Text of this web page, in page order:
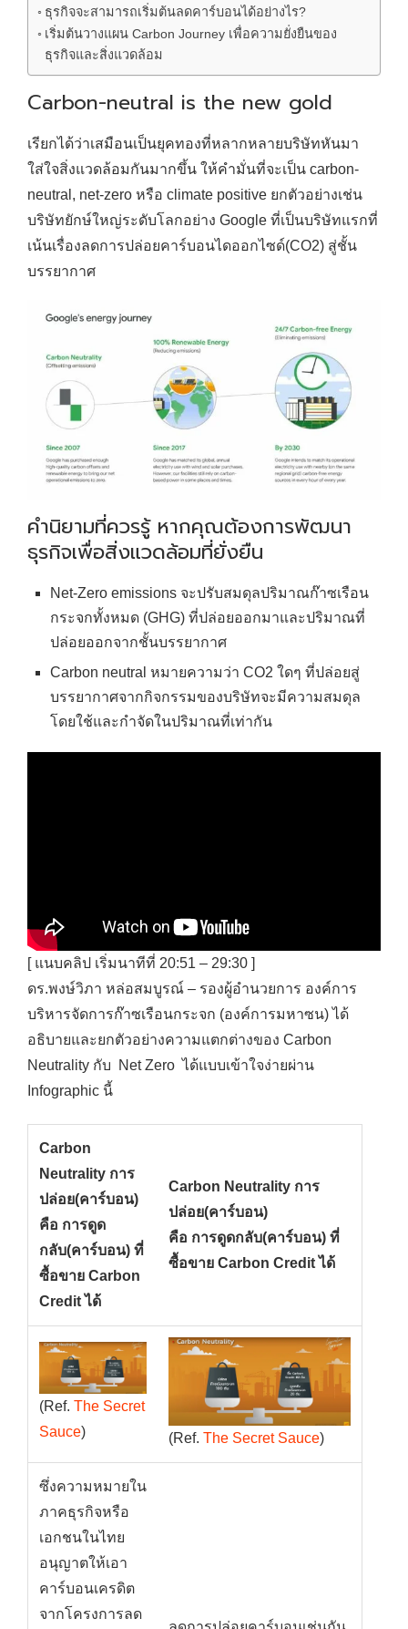
ธุรกิจจะสามารถเริ่มต้นลดคาร์บอนได้อย่างไร?
เริ่มต้นวางแผน Carbon Journey เพื่อความยั่งยืนของ
ธุรกิจและสิ่งแวดล้อม
Carbon-neutral is the new gold
เรียกได้ว่าเสมือนเป็นยุคทองที่หลากหลายบริษัทหันมา
ใส่ใจสิ่งแวดล้อมกันมากขึ้น ให้คำมั่นที่จะเป็น carbon-
neutral, net-zero หรือ climate positive ยกตัวอย่างเช่น
บริษัทยักษ์ใหญ่ระดับโลกอย่าง Google ที่เป็นบริษัทแรกที่
เน้นเรื่องลดการปล่อยคาร์บอนไดออกไซด์(CO2) สู่ชั้น
บรรยากาศ
คำนิยามที่ควรรู้ หากคุณต้องการพัฒนา
ธุรกิจเพื่อสิ่งแวดล้อมที่ยั่งยืน
Net-Zero emissions จะปรับสมดุลปริมาณก๊าซเรือน
กระจกทั้งหมด (GHG) ที่ปล่อยออกมาและปริมาณที่
ปล่อยออกจากชั้นบรรยากาศ
Carbon neutral หมายความว่า CO2 ใดๆ ที่ปล่อยสู่
บรรยากาศจากกิจกรรมของบริษัทจะมีความสมดุล
โดยใช้และกำจัดในปริมาณที่เท่ากัน
[ แนบคลิป เริ่มนาทีที่ 20:51 – 29:30 ]
ดร.พงษ์วิภา หล่อสมบูรณ์ – รองผู้อำนวยการ องค์การ
บริหารจัดการก๊าซเรือนกระจก (องค์การมหาซน) ได้
อธิบายและยกตัวอย่างความแตกต่างของ Carbon
Neutrality กับ Net Zero ได้แบบเข้าใจง่ายผ่าน
Infographic นี้
Carbon
Neutrality การ
ปล่อย(คาร์บอน)
คือ การดูด
กลับ(คาร์บอน) ที่
ซื้อขาย Carbon
Credit ได้
Carbon Neutrality การ
ปล่อย(คาร์บอน)
คือ การดูดกลับ(คาร์บอน) ที่
ซื้อขาย Carbon Credit ได้
(Ref. The Secret
Sauce) (Ref. The Secret Sauce)
ซึ่งความหมายใน
ภาคธุรกิจหรือ
เอกชนในไทย
อนุญาตให้เอา
คาร์บอนเครดิต
จากโครงการลด